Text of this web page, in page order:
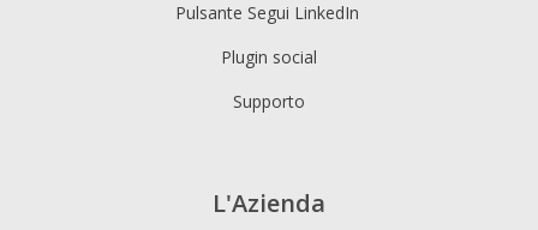
Pulsante Segui LinkedIn
Plugin social
Supporto
L'Azienda